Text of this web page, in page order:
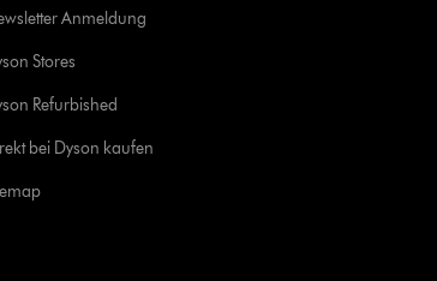
Anmeldung
Stores
Refurbished
bei Dyson kaufen